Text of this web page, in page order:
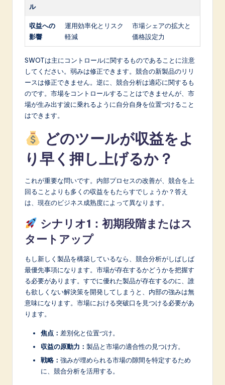
ル
収益への
影響
運用効率化とリスク
軽減
市場シェアの拡大と
価格設定力
SWOTは主にコントロールに関するものであることに注意
してください。弱みは修正できます。競合の新製品のリリ
ースは修正できません。逆に、競合分析は適応に関するも
のです。市場をコントロールすることはできませんが、市
場が生み出す波に乗れるように自分自身を位置づけること
はできます。
どのツールが収益をよ
り早く押し上げるか？
これが重要な問いです。内部プロセスの改善が、競合を上
回ることよりも多くの収益をもたらすでしょうか？答え
は、現在のビジネス成熟度によって異なります。
シナリオ1：初期段階またはス
タートアップ
もし新しく製品を構築しているなら、競合分析がしばしば
最優先事項になります。市場が存在するかどうかを把握す
る必要があります。すでに優れた製品が存在するのに、誰
も欲しくない解決策を開発してしまうと、内部の強みは無
意味になります。市場における突破口を見つける必要があ
ります。
焦点： 差別化と位置づけ。
収益の原動力： 製品と市場の適合性の見つけ方。
戦略： 強みが埋められる市場の隙間を特定するため
に、競合分析を活用する。